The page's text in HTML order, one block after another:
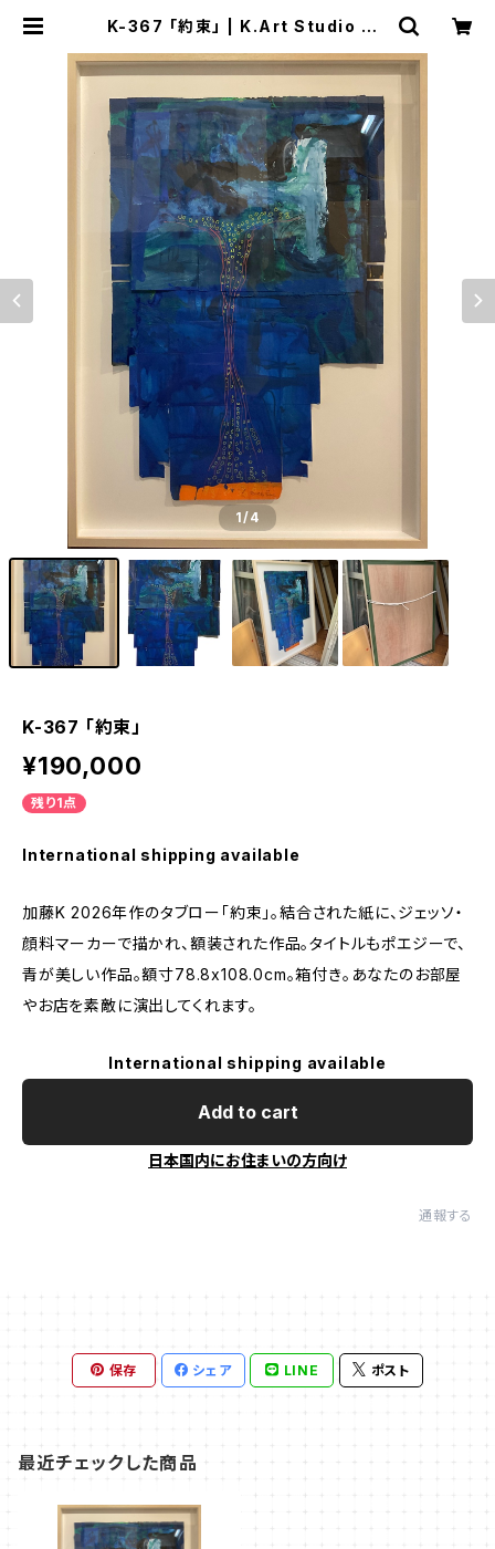
K-367 「約束」 | K.Art Studio ON
1/4
K-367 「約束」
¥190,000
残り1点
International shipping available
加藤K 2026年作のタブロー「約束」。結合された紙に、ジェッソ・
顔料マーカーで描かれ、額装された作品。タイトルもポエジーで、
青が美しい作品。額寸78.8x108.0cm。箱付き。あなたのお部屋
やお店を素敵に演出してくれます。
International shipping available
Add to cart
日本国内にお住まいの方向け
通報する
保存 シェア LINE ポスト
最近チェックした商品